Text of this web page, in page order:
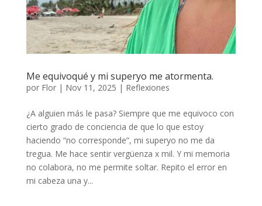
Me equivoqué y mi superyo me atormenta.
por Flor| Nov 11, 2025 | Reflexiones
¿A alguien más le pasa? Siempre que me equivoco con
cierto grado de conciencia de que lo que estoy
haciendo “no corresponde”, mi superyo no me da
tregua. Me hace sentir vergüenza x mil. Y mi memoria
no colabora, no me permite soltar. Repito el error en
mi cabeza una y...